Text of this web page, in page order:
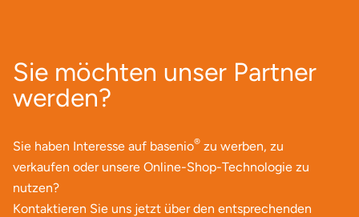
Sie möchten unser Partner
werden?
Sie haben Interesse auf basenio® zu werben, zu
verkaufen oder unsere Online-Shop-Technologie zu
nutzen?
Kontaktieren Sie uns jetzt über den entsprechenden
Nordwestmecklenburg
Nürnberg
Oberhavel
Odenwald